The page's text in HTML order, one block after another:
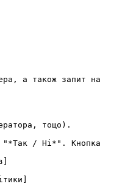
а також запит на
тощо).
"*Так / Ні*". Кнопка